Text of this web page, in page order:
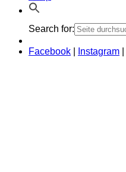
Search for:
Facebook Instagram